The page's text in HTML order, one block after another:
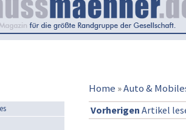
Home »Auto &
Vorherigen Artikel